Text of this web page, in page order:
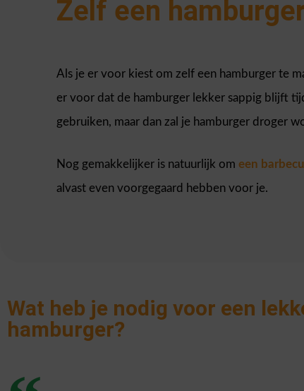
Zelf een
Als je er voor kiest om zelf een hamburger te
er voor dat de hamburger lekker sappig blijft
gebruiken, maar dan zal je hamburger droger
Nog gemakkelijker is natuurlijk om een
alvast even voorgegaard hebben voor je.
Wat heb je nodig voor een
hamburger?